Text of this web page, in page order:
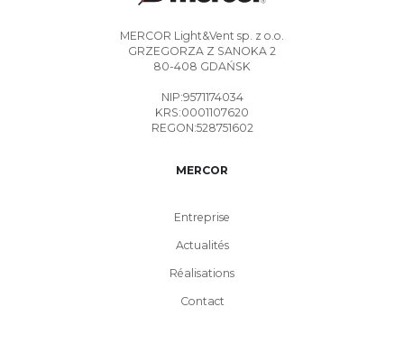
MERCOR Light&Vent sp. z o.o.
GRZEGORZA Z SANOKA 2
80-408 GDAŃSK
NIP:9571174034
KRS:0001107620
REGON:528751602
MERCOR
Entreprise
Actualités
Réalisations
Contact